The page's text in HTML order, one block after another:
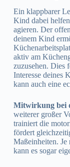
Ein klappbarer
Kind dabei
agieren. Der
deinem Kind
aktiv am
zuzusehen. Dies
Interesse deines
kann auch eine
Mitwirkung bei
weiterer großer
trainiert die
fördert
Maßeinheiten.
kann es sogar